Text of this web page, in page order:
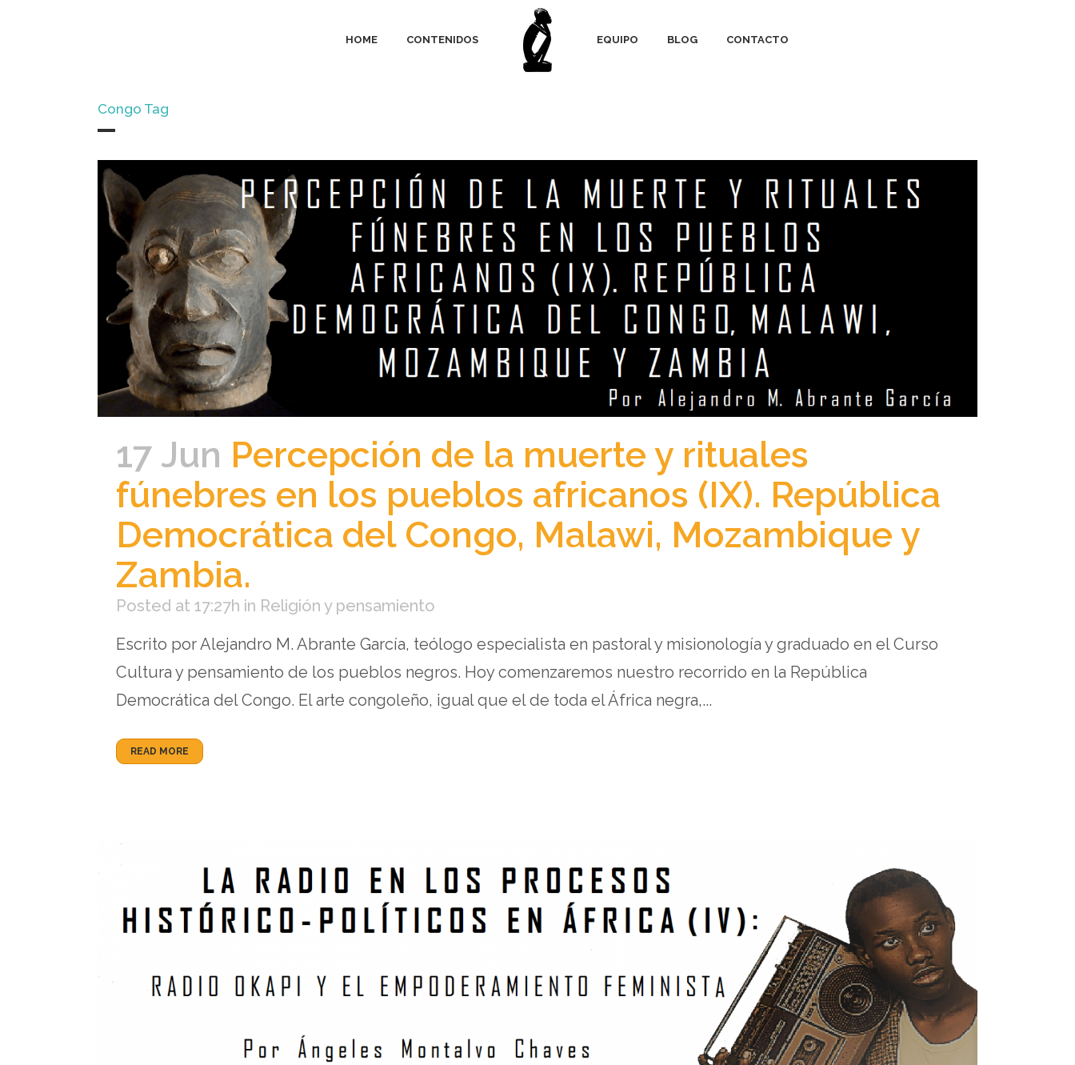
HOME CONTENIDOS EQUIPO BLOG CONTACTO
Congo Tag
17 Jun Percepción de la muerte y rituales
fúnebres en los pueblos africanos (IX). República
Democrática del Congo, Malawi, Mozambique y
Zambia.
Posted at 17:27h in Religión y pensamiento
Escrito por Alejandro M. Abrante García, teólogo especialista en pastoral y misionología y graduado en el Curso
Cultura y pensamiento de los pueblos negros. Hoy comenzaremos nuestro recorrido en la República
Democrática del Congo. El arte congoleño, igual que el de toda el África negra,...
READ MORE